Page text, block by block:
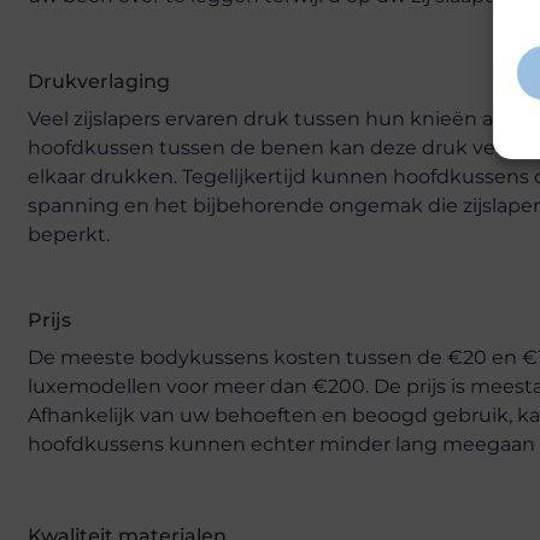
Drukverlaging
Veel zijslapers ervaren druk tussen hun knieën als
hoofdkussen tussen de benen kan deze druk
elkaar drukken. Tegelijkertijd kunnen
spanning en het bijbehorende ongemak die
beperkt.
Prijs
De meeste bodykussens kosten tussen de €20 en
luxemodellen voor meer dan €200. De prijs is
Afhankelijk van uw behoeften en beoogd gebruik,
hoofdkussens kunnen echter minder lang